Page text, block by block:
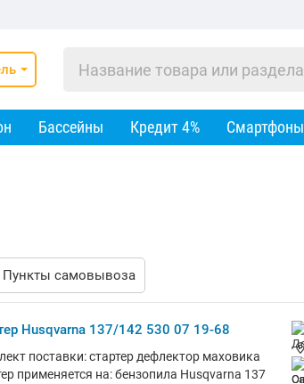
Бассейны Кредит 4% Смартфоны
Пункты самовывоза
Husqvarna 137/142 530 07 19-68
поставки: стартер дефлектор маховика
применяется на: бензопила Husqvarna 137